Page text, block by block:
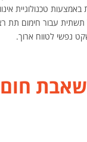
טכנולוגיית
נפשי לטווח ארוך.